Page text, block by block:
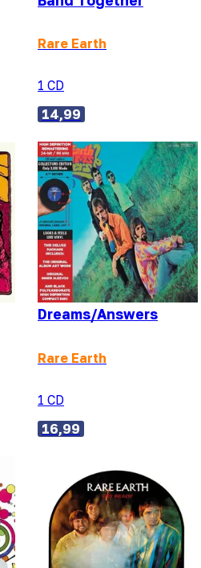
Rare Earth
1 CD
14,99
Dreams/Answers
Rare Earth
1 CD
16,99